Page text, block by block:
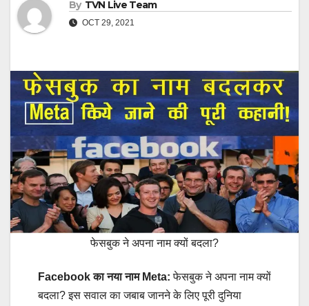
By TVN Live Team
OCT 29, 2021
फेसबुक ने अपना नाम क्यों बदला?
Facebook का नया नाम Meta: फेसबुक ने अपना नाम क्यों
बदला? इस सवाल का जबाब जानने के लिए पूरी दुनिया